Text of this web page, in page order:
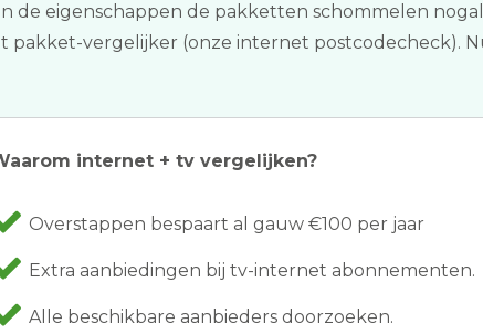
de eigenschappen de pakketten schommelen
pakket-vergelijker (onze internet postcodecheck).
internet + tv vergelijken?
Overstappen bespaart al gauw €100 per jaar
Extra aanbiedingen bij tv-internet abonnementen.
Alle beschikbare aanbieders doorzoeken.